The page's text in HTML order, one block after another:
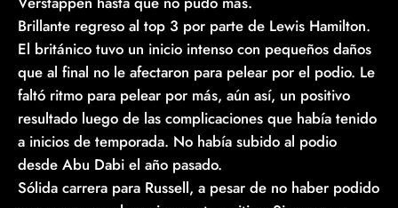
Brillante regreso al top 3 por parte de Lewis Hamilton.
El británico tuvo un inicio intenso con pequeños daños
que al final no le afectaron para pelear por el podio. Le
faltó ritmo para pelear por más, aún así, un positivo
resultado luego de las complicaciones que había tenido
a inicios de temporada. No había subido al podio
desde Abu Dabi el año pasado.
Sólida carrera para Russell, a pesar de no haber podido